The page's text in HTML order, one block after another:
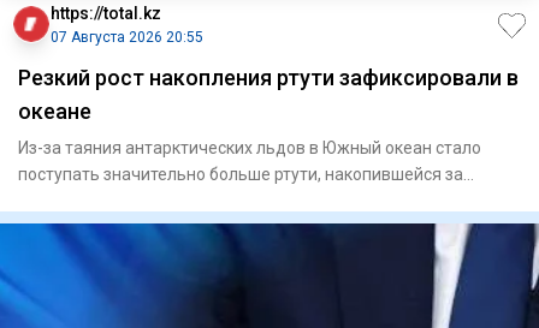
https://total.kz
07 Августа 2026 20:55
Резкий рост накопления ртути зафиксировали в
океане
Из-за таяния антарктических льдов в Южный океан стало
поступать значительно больше ртути, накопившейся за